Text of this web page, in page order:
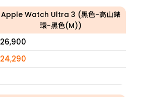
Apple Watch Ultra 3 (黑色-高山錶
環-黑色(M))
26,900
24,290